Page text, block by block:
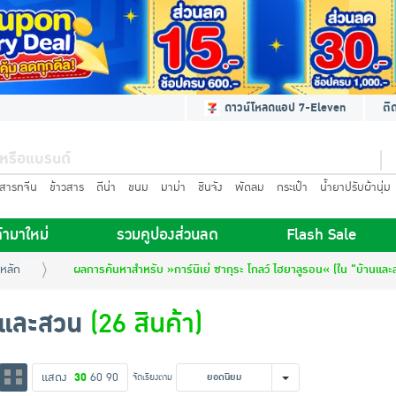
ดาวน์โหลดแอป 7-Eleven ติ
ารทจีน ข้าวสาร ดีน่า ขนม มาม่า ชินจัง พัดลม กระเป๋า น้ำยาปรับผ้านุ่ม
มาใหม่ รวมคูปองส่วนลด Flash Sale
ลัก ผลการค้นหาสำหรับ »การ์นิเย่ ซากุระ โกลว์ ไฮยาลูรอน« (ใน "บ้านแล
ละสวน (26 สินค้า)
แสดง 30 60 90 จัดเรียงตาม ยอดนิยม